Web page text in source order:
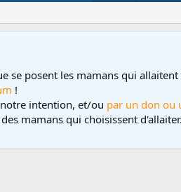
se posent les mamans qui
!
intention, et/ou par un don ou
mamans qui choisissent